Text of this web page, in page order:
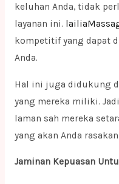
keluhan Anda, tidak
layanan ini.
kompetitif yang dapat
Anda.
Hal ini juga didukung
yang mereka miliki.
laman sah mereka
yang akan Anda
Jaminan Kepuasan